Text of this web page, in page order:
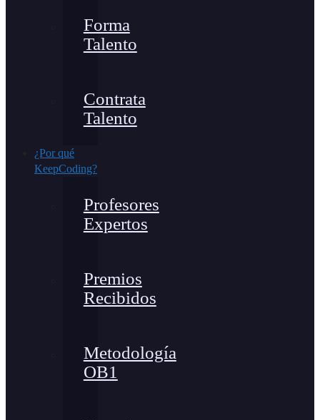
Forma
Talento
Contrata
Talento
¿Por qué
KeepCoding?
Profesores
Expertos
Premios
Recibidos
Metodología
OB1